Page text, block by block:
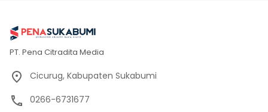
PT. Pena Citradita Media
Cicurug, Kabupaten Sukabumi
0266-6731677